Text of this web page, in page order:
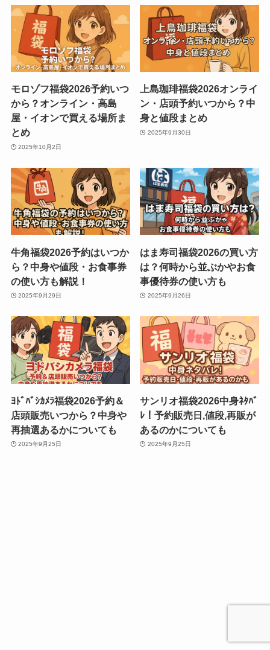
モロゾフ福袋2026予約いつ
から？オンライン・高島
屋・イオンで買える場所ま
とめ
2025年10月2日
上島珈琲福袋2026オンライ
ン・店頭予約いつから？中
身と値段まとめ
2025年9月30日
牛角福袋2026予約はいつか
ら？中身や値段・お食事券
の使い方も解説！
2025年9月29日
はま寿司福袋2026の買い方
は？何時から並ぶかやお食
事優待券の使い方も
2025年9月26日
ﾖﾄﾞﾊﾞｼｶﾒﾗ福袋2026予約＆
店頭販売いつから？中身や
再抽選あるかについても
2025年9月25日
サンリオ福袋2026中身ﾈﾀﾊﾞ
ﾚ！予約販売日,値段,再販が
あるのかについても
2025年9月25日